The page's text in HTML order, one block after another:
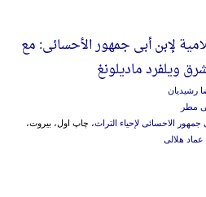
لإبن أبی جمهور الأحسائی: مع
ویلفرد مادیلونغ
رشیدیان
مطر
الاحسائی لإحیاء التراث، چاپ اول، بیروت،
عماد هلالی